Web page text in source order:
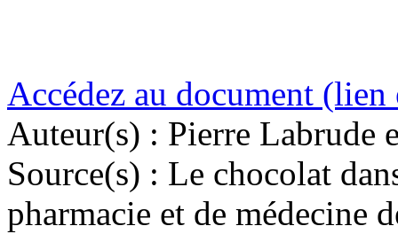
Accédez au document (lien
Auteur(s) : Pierre Labrude
Source(s) : Le chocolat
pharmacie et de